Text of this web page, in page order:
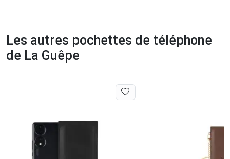
Les autres pochettes de téléphone
de La Guêpe